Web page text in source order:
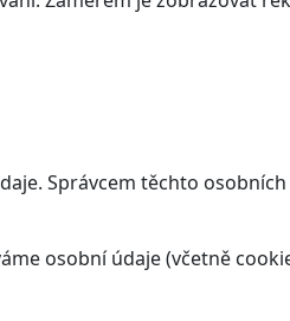
Správcem těchto
osobní údaje (včetně